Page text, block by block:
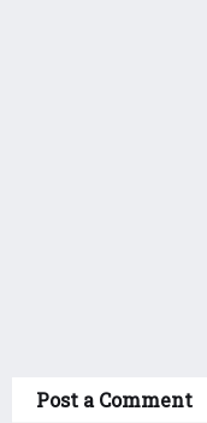
Post a Comment